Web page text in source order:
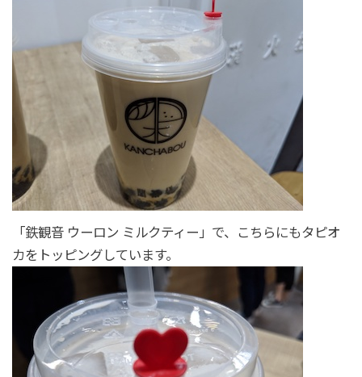
「鉄観音 ウーロン ミルクティー」で、こちらにもタピオ
カをトッピングしています。